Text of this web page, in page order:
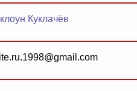
Куклачёв